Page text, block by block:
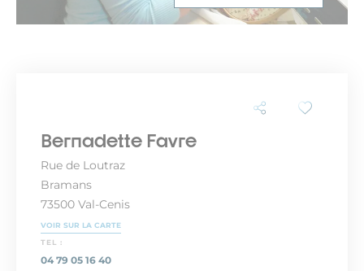
Bernadette Favre
Rue de Loutraz
Bramans
73500 Val-Cenis
VOIR SUR LA CARTE
TEL :
04 79 05 16 40